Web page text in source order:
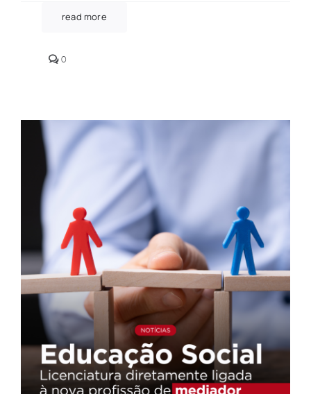
read more
0
uma
ciência
com